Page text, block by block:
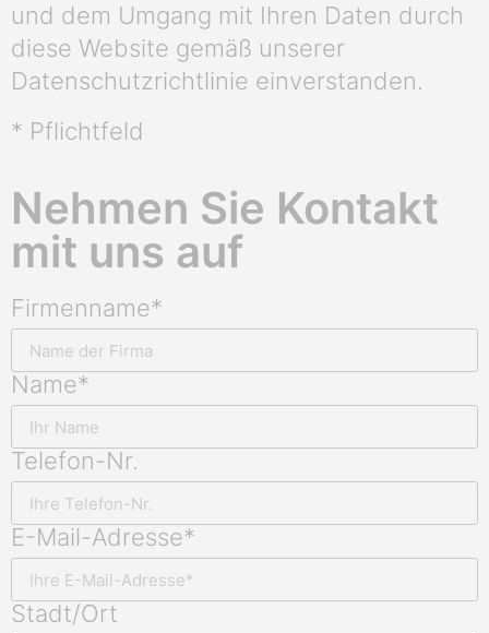
und dem Umgang mit Ihren Daten durch
diese Website gemäß unserer
Datenschutzrichtlinie einverstanden.
* Pflichtfeld
Nehmen Sie Kontakt
mit uns auf
Firmenname*
Name*
Telefon-Nr.
E-Mail-Adresse*
Stadt/Ort